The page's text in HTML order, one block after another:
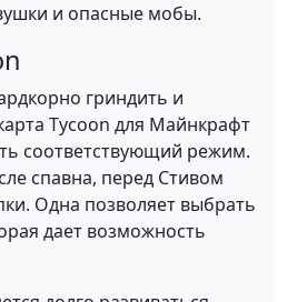
и опасные мобы.
гриндить и
Tycoon для Майнкрафт
соответствующий режим.
спавна, перед Стивом
Одна позволяет выбрать
дает возможность